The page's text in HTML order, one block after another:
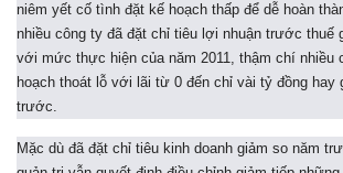
niêm yết cố tình đặt kế hoạch thấp để dễ hoàn
nhiều công ty đã đặt chỉ tiêu lợi nhuận trước thuế
với mức thực hiện của năm 2011, thậm chí nhiều
hoạch thoát lỗ với lãi từ 0 đến chỉ vài tỷ đồng hay
trước.
Mặc dù đã đặt chỉ tiêu kinh doanh giảm so năm